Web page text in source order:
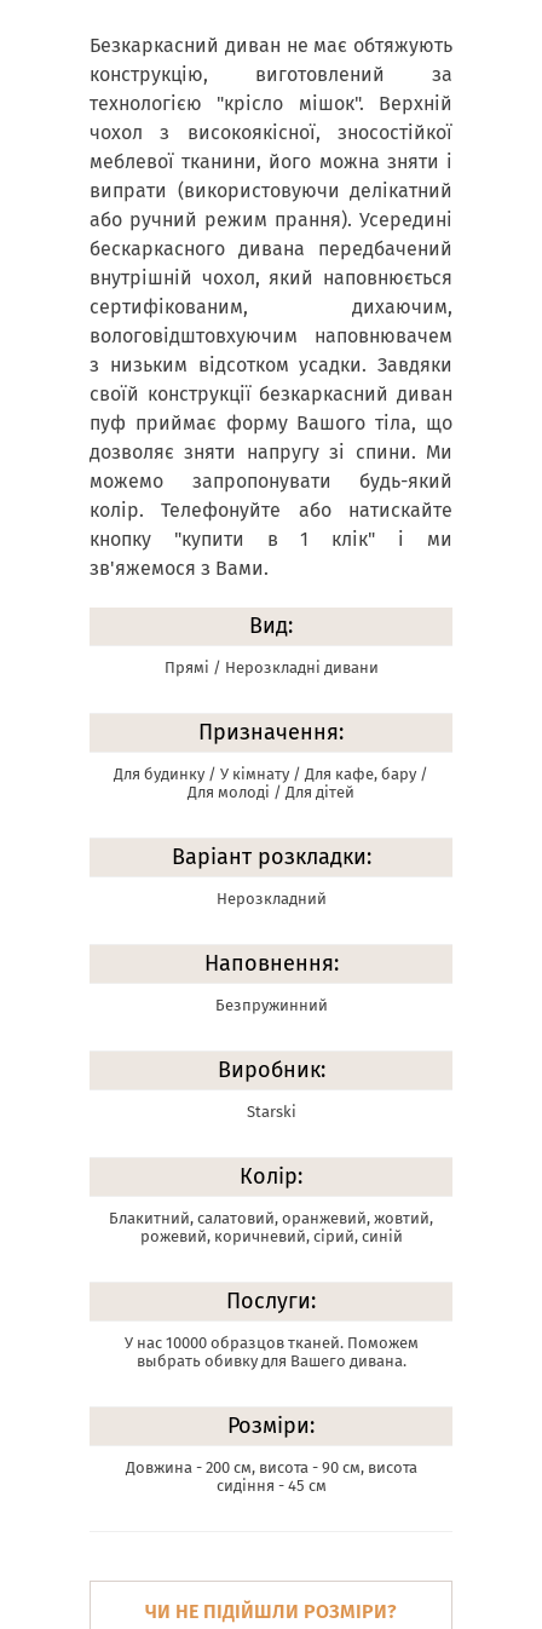
Безкаркасний диван не має обтяжують
конструкцію, виготовлений за
технологією "крісло мішок". Верхній
чохол з високоякісної, зносостійкої
меблевої тканини, його можна зняти і
випрати (використовуючи делікатний
або ручний режим прання). Усередині
бескаркасного дивана передбачений
внутрішній чохол, який наповнюється
сертифікованим, дихаючим,
вологовідштовхуючим наповнювачем
з низьким відсотком усадки. Завдяки
своїй конструкції безкаркасний диван
пуф приймає форму Вашого тіла, що
дозволяє зняти напругу зі спини. Ми
можемо запропонувати будь-який
колір. Телефонуйте або натискайте
кнопку "купити в 1 клік" і ми
зв'яжемося з Вами.
Вид:
Прямі / Нерозкладні дивани
Призначення:
Для будинку / У кімнату / Для кафе, бару /
Для молоді / Для дітей
Варіант розкладки:
Нерозкладний
Наповнення:
Безпружинний
Виробник:
Starski
Колір:
Блакитний, салатовий, оранжевий, жовтий,
рожевий, коричневий, сірий, синій
Послуги:
У нас 10000 образцов тканей. Поможем
выбрать обивку для Вашего дивана.
Розміри:
Довжина - 200 см, висота - 90 см, висота
сидіння - 45 см
ЧИ НЕ ПІДІЙШЛИ РОЗМІРИ?